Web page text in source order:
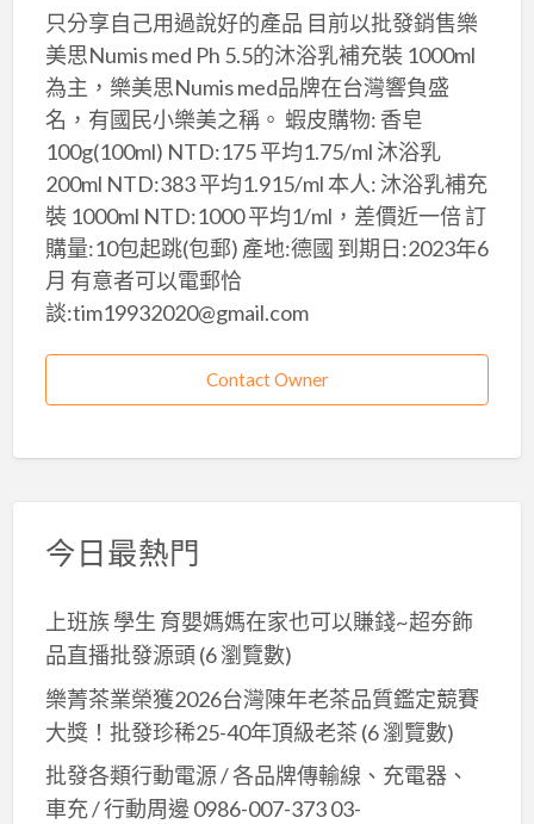
只分享自己用過說好的產品 目前以批發銷售樂
美思Numis med Ph 5.5的沐浴乳補充裝 1000ml
為主，樂美思Numis med品牌在台灣響負盛
名，有國民小樂美之稱。 蝦皮購物: 香皂
100g(100ml) NTD:175 平均1.75/ml 沐浴乳
200ml NTD:383 平均1.915/ml 本人: 沐浴乳補充
裝 1000ml NTD:1000 平均1/ml，差價近一倍 訂
購量:10包起跳(包郵) 產地:德國 到期日:2023年6
月 有意者可以電郵恰
談:tim19932020@gmail.com
Contact Owner
今日最熱門
上班族 學生 育嬰媽媽在家也可以賺錢~超夯飾
品直播批發源頭(6 瀏覽數)
樂菁茶業榮獲2026台灣陳年老茶品質鑑定競賽
大獎！批發珍稀25-40年頂級老茶 (6 瀏覽數)
批發各類行動電源 / 各品牌傳輸線、充電器、
車充 / 行動周邊 0986-007-373 03-